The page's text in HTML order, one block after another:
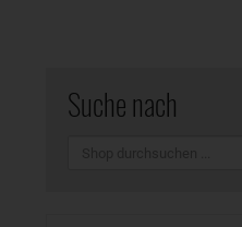
Suche nach